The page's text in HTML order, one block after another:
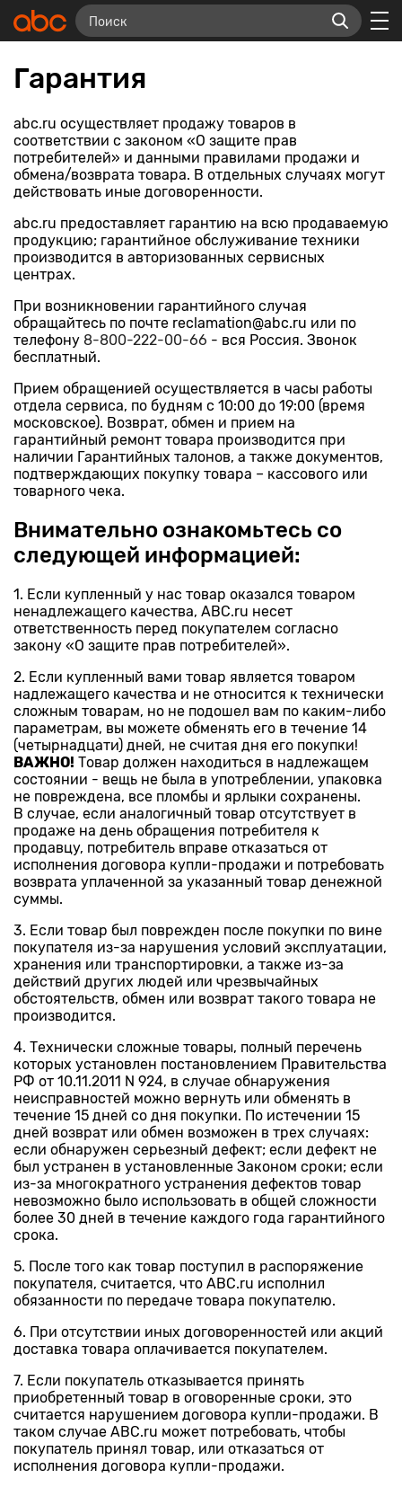
Гарантия
abc.ru осуществляет продажу товаров в
соответствии с законом «О защите прав
потребителей» и данными правилами продажи и
обмена/возврата товара. В отдельных случаях могут
действовать иные договоренности.
abc.ru предоставляет гарантию на всю продаваемую
продукцию; гарантийное обслуживание техники
производится в авторизованных сервисных
центрах.
При возникновении гарантийного случая
обращайтесь по почте reclamation@abc.ru или по
телефону 8-800-222-00-66 - вся Россия. Звонок
бесплатный.
Прием обращенией осуществляется в часы работы
отдела сервиса, по будням с 10:00 до 19:00 (время
московское). Возврат, обмен и прием на
гарантийный ремонт товара производится при
наличии Гарантийных талонов, а также документов,
подтверждающих покупку товара – кассового или
товарного чека.
Внимательно ознакомьтесь со
следующей информацией:
1. Если купленный у нас товар оказался товаром
ненадлежащего качества, ABC.ru несет
ответственность перед покупателем согласно
закону «О защите прав потребителей».
2. Если купленный вами товар является товаром
надлежащего качества и не относится к технически
сложным товарам, но не подошел вам по каким-либо
параметрам, вы можете обменять его в течение 14
(четырнадцати) дней, не считая дня его покупки!
ВАЖНО! Товар должен находиться в надлежащем
состоянии - вещь не была в употреблении, упаковка
не повреждена, все пломбы и ярлыки сохранены.
В случае, если аналогичный товар отсутствует в
продаже на день обращения потребителя к
продавцу, потребитель вправе отказаться от
исполнения договора купли-продажи и потребовать
возврата уплаченной за указанный товар денежной
суммы.
3. Если товар был поврежден после покупки по вине
покупателя из-за нарушения условий эксплуатации,
хранения или транспортировки, а также из-за
действий других людей или чрезвычайных
обстоятельств, обмен или возврат такого товара не
производится.
4. Технически сложные товары, полный перечень
которых установлен постановлением Правительства
РФ от 10.11.2011 N 924, в случае обнаружения
неисправностей можно вернуть или обменять в
течение 15 дней со дня покупки. По истечении 15
дней возврат или обмен возможен в трех случаях:
если обнаружен серьезный дефект; если дефект не
был устранен в установленные Законом сроки; если
из-за многократного устранения дефектов товар
невозможно было использовать в общей сложности
более 30 дней в течение каждого года гарантийного
срока.
5. После того как товар поступил в распоряжение
покупателя, считается, что ABC.ru исполнил
обязанности по передаче товара покупателю.
6. При отсутствии иных договоренностей или акций
доставка товара оплачивается покупателем.
7. Если покупатель отказывается принять
приобретенный товар в оговоренные сроки, это
считается нарушением договора купли-продажи. В
таком случае ABC.ru может потребовать, чтобы
покупатель принял товар, или отказаться от
исполнения договора купли-продажи.